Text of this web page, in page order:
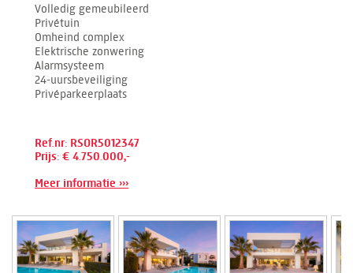
Volledig gemeubileerd
Privétuin
Omheind complex
Elektrische zonwering
Alarmsysteem
24-uursbeveiliging
Privéparkeerplaats
Ref.nr: RSOR5012347
Prijs: € 4.750.000,-
Meer informatie ›››